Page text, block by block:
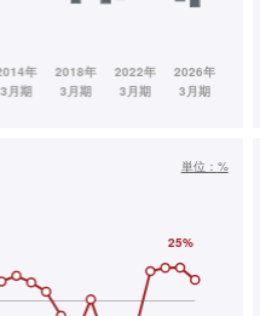
単位： %